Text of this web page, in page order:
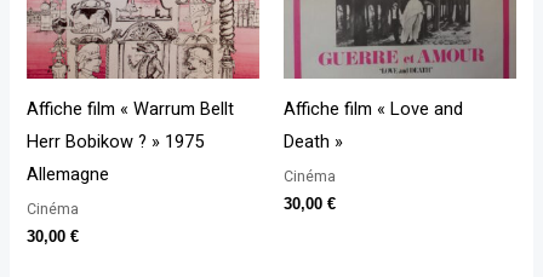
Affiche film « Warrum Bellt
Herr Bobikow ? » 1975
Allemagne
Cinéma
30,00€
Affiche film « Love and
Death »
Cinéma
30,00 €